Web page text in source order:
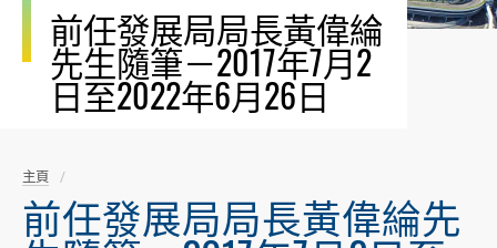
前任發展局局長黃偉綸
先生隨筆－2017年7月2
日至2022年6月26日
主頁
前任發展局局長黃偉綸先